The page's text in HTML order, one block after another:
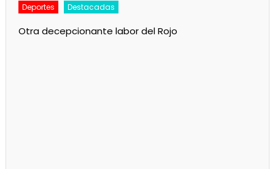
Deportes Destacadas
Otra decepcionante labor del Rojo